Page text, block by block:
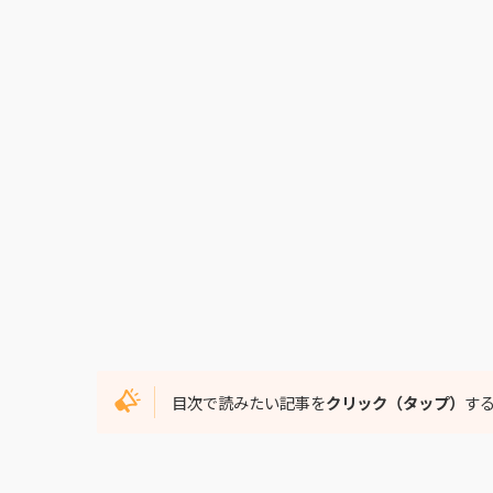
目次で読みたい記事をクリック（タップ） す